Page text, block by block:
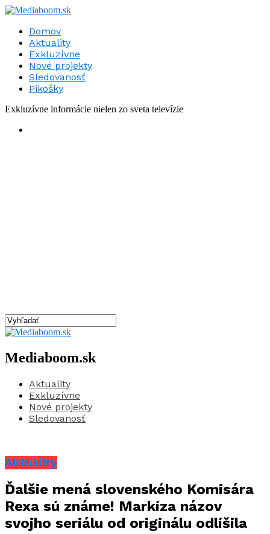
Domov
Aktuality
Exkluzívne
Nové projekty
Sledovanosť
Pikošky
Exkluzívne informácie nielen zo sveta televízie
Mediaboom.sk
Aktuality
Exkluzívne
Nové projekty
Sledovanosť
Aktuality
Ďalšie mená slovenského Komisára
Rexa sú známe! Markíza názov
svojho seriálu od originálu odlíšila